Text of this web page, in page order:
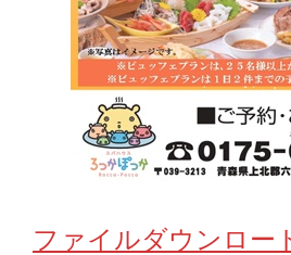
ファイルダウンロー